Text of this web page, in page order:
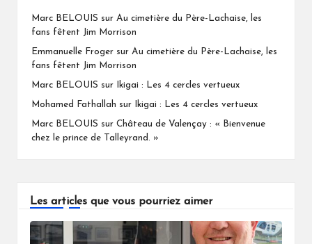
Marc BELOUIS sur Au cimetière du Père-Lachaise, les
fans fêtent Jim Morrison
Emmanuelle Froger sur Au cimetière du Père-Lachaise, les
fans fêtent Jim Morrison
Marc BELOUIS sur Ikigai : Les 4 cercles vertueux
Mohamed Fathallah sur Ikigai : Les 4 cercles vertueux
Marc BELOUIS sur Château de Valençay : « Bienvenue
chez le prince de Talleyrand. »
Les articles que vous pourriez aimer